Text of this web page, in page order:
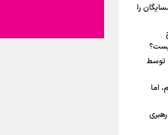
را
توسط
اما